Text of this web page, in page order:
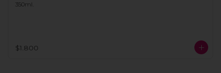
350ml.
$1.800